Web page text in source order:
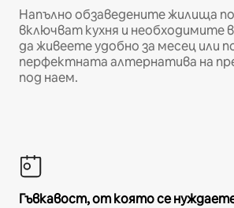
Напълно обзаведените жилища
включват кухня и необходимите
да живеете удобно за месец или
перфектната алтернатива на
под наем.
Гъвкавост, от която се